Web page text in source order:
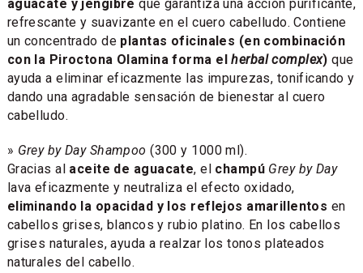
aguacate y jengibre que garantiza una acción purificante,
refrescante y suavizante en el cuero cabelludo. Contiene
un concentrado de plantas oficinales (en combinación
con la Piroctona Olamina forma elherbal complex) que
ayuda a eliminar eficazmente las impurezas, tonificando y
dando una agradable sensación de bienestar al cuero
cabelludo.
» Grey by Day Shampoo (300 y 1000 ml).
Gracias al aceite de aguacate, el champú Grey by Day
lava eficazmente y neutraliza el efecto oxidado,
eliminando la opacidad y los reflejos amarillentos en
cabellos grises, blancos y rubio platino. En los cabellos
grises naturales, ayuda a realzar los tonos plateados
naturales del cabello.